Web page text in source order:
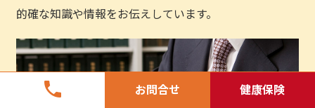
phone お問合せ 健康保険
的確な知識や情報をお伝えしています。